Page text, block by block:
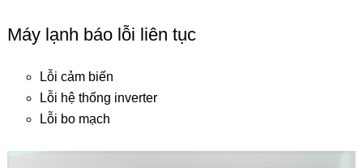
Máy lạnh báo lỗi liên tục
Lỗi cảm biến
Lỗi hệ thống inverter
Lỗi bo mạch